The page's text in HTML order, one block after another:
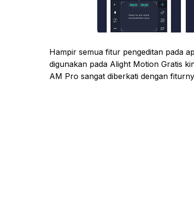
Hampir semua fitur pengeditan pada
digunakan pada Alight Motion Gratis
AM Pro sangat diberkati dengan